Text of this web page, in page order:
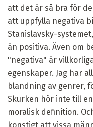
att det är så bra för
att uppfylla negativa
Stanislavsky-
än positiva. Även om
"negativa" är
egenskaper. Jag har
blandning av genrer,
Skurken hör inte till
moralisk definition.